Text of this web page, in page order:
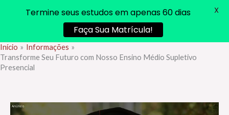
Ir
para
Início
Informações
Transforme Seu Futuro com Nosso Ensino Médio Supletivo
Presencial
Termine seus estudos em apenas 60 dias
Faça Sua Matrícula!
X